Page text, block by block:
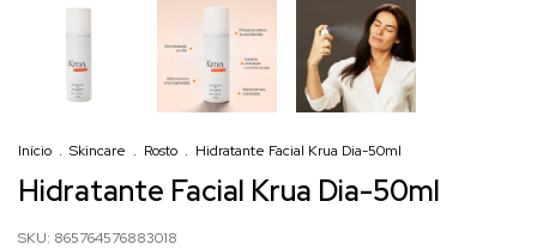
Início . Skincare . Rosto . Hidratante Facial Krua Dia-50ml
Hidratante Facial Krua Dia-50ml
SKU: 865764576883018